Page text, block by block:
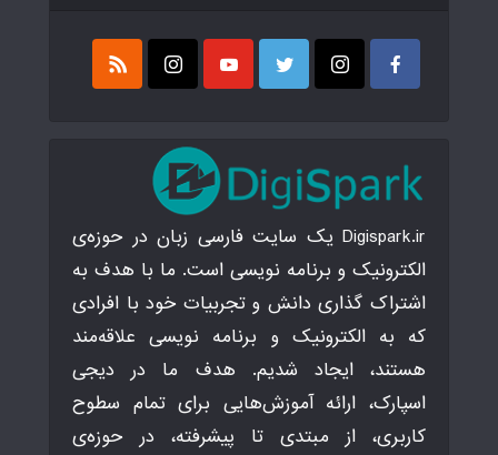
Digispark.ir یک سایت فارسی زبان در حوزه‌ی
الکترونیک و برنامه نویسی است. ما با هدف به
اشتراک گذاری دانش و تجربیات خود با افرادی
که به الکترونیک و برنامه نویسی علاقه‌مند
هستند، ایجاد شدیم. هدف ما در دیجی
اسپارک، ارائه آموزش‌هایی برای تمام سطوح
کاربری، از مبتدی تا پیشرفته، در حوزه‌ی